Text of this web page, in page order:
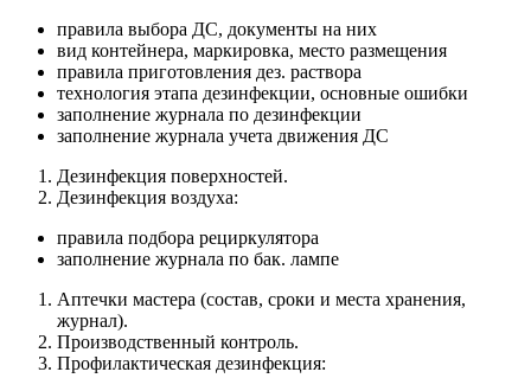
правила выбора ДС, документы на них
вид контейнера, маркировка, место размещения
правила приготовления дез. раствора
технология этапа дезинфекции, основные ошибки
заполнение журнала по дезинфекции
заполнение журнала учета движения ДС
Дезинфекция поверхностей.
Дезинфекция воздуха:
правила подбора рециркулятора
заполнение журнала по бак. лампе
Аптечки мастера (состав, сроки и места хранения,
журнал).
Производственный контроль.
Профилактическая дезинфекция: